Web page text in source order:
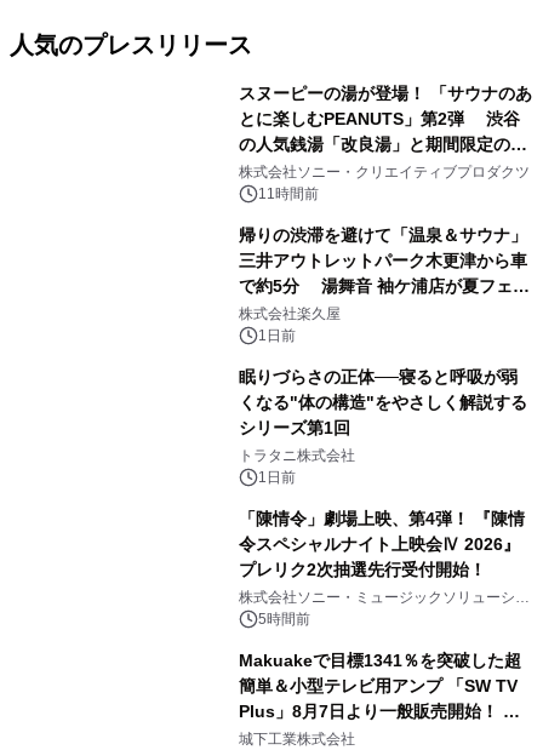
人気のプレスリリース
スヌーピーの湯が登場！ 「サウナのあ
とに楽しむPEANUTS」第2弾 渋谷
の人気銭湯「改良湯」と期間限定のコ
ラボレーション サウナイキタイコラ
ボグッズも発売決定！
株式会社ソニー・クリエイティブプロダクツ
11時間前
帰りの渋滞を避けて「温泉＆サウナ」
三井アウトレットパーク木更津から車
で約5分 湯舞音 袖ケ浦店が夏フェア
メニューを提供
株式会社楽久屋
1日前
眠りづらさの正体──寝ると呼吸が弱
くなる"体の構造"をやさしく解説する
シリーズ第1回
トラタニ株式会社
1日前
「陳情令」劇場上映、第4弾！ 『陳情
令スペシャルナイト上映会Ⅳ 2026』
プレリク2次抽選先行受付開始！
株式会社ソニー・ミュージックソリューショ
ンズ5時間前
Makuakeで目標1341％を突破した超
簡単＆小型テレビ用アンプ 「SW TV
Plus」8月7日より一般販売開始！ ケ
ーブル1本つなぐだけ、テレビの音が
城下工業株式会社